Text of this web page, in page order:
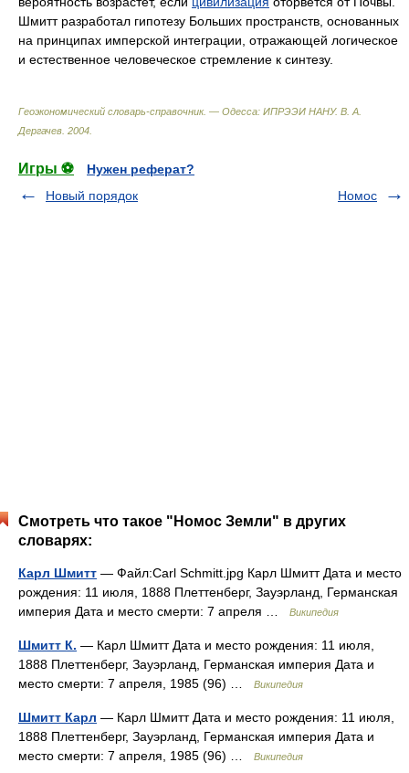
Шмитт разработал гипотезу Больших пространств, основанных
на принципах имперской интеграции, отражающей логическое
и естественное человеческое стремление к синтезу.
Геоэкономический словарь-справочник. — Одесса: ИПРЭЭИ НАНУ. В. А.
Дергачев 2004
Игры ⚽
Нужен реферат?
Новый порядок
Номос
Смотреть что такое "Номос Земли" в других
словарях:
Карл Шмитт — Файл:Carl Schmitt.jpg Карл Шмитт Дата и место
рождения: 11 июля, 1888 Плеттенберг, Зауэрланд, Германская
империя Дата и место смерти: 7 апреля …
Википедия
Шмитт К. — Карл Шмитт Дата и место рождения: 11 июля,
1888 Плеттенберг, Зауэрланд, Германская империя Дата и
место смерти: 7 апреля, 1985 (96) …
Википедия
Шмитт Карл — Карл Шмитт Дата и место рождения: 11 июля,
1888 Плеттенберг, Зауэрланд, Германская империя Дата и
место смерти: 7 апреля, 1985 (96) …
Википедия